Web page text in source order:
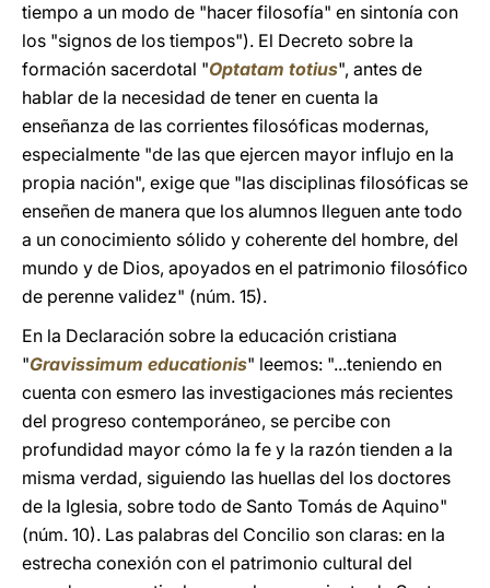
tiempo a un modo de "hacer filosofía" en sintonía con
los "signos de los tiempos"). El Decreto sobre la
formación sacerdotal "Optatam totius", antes de
hablar de la necesidad de tener en cuenta la
enseñanza de las corrientes filosóficas modernas,
especialmente "de las que ejercen mayor influjo en la
propia nación", exige que "las disciplinas filosóficas se
enseñen de manera que los alumnos lleguen ante todo
a un conocimiento sólido y coherente del hombre, del
mundo y de Dios, apoyados en el patrimonio filosófico
de perenne validez" (núm. 15).
En la Declaración sobre la educación cristiana
"Gravissimum educationis" leemos: "...teniendo en
cuenta con esmero las investigaciones más recientes
del progreso contemporáneo, se percibe con
profundidad mayor cómo la fe y la razón tienden a la
misma verdad, siguiendo las huellas del los doctores
de la Iglesia, sobre todo de Santo Tomás de Aquino"
(núm. 10). Las palabras del Concilio son claras: en la
estrecha conexión con el patrimonio cultural del